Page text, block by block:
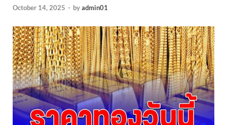
October 14, 2025 - byadmin01